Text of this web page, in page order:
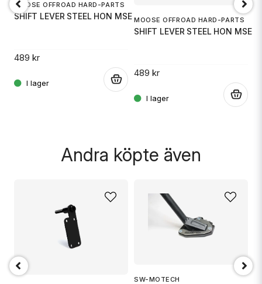
Skicka fråga
MOOSE OFFROAD HARD-PARTS
SHIFT LEVER STEEL HON MSE
489 kr
MOOSE OFFROAD HARD-PARTS
SHIFT LEVER STEEL HON MSE
489 kr
Andra köpte även
SW-MOTECH